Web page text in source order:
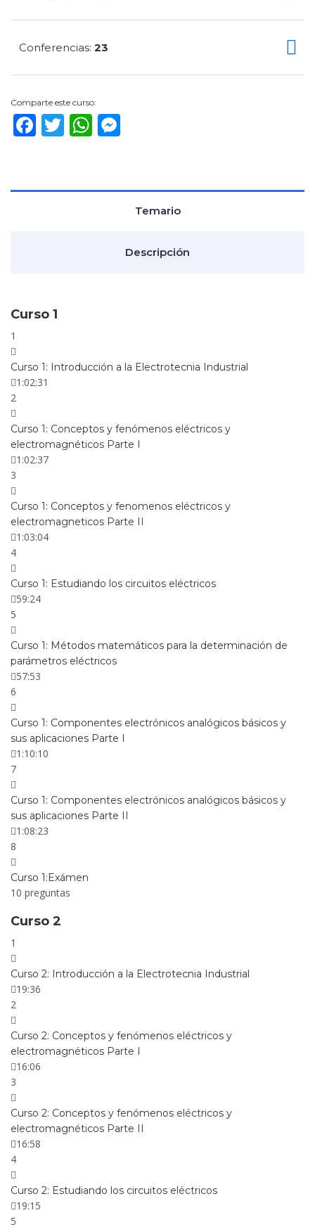
Conferencias: 23
Comparte este curso:
Facebook
TwitterWhatsApp
Temario
Descripción
Curso 1
1
Curso 1: Introducción a la Electrotecnia Industrial
1:02:31
2
Curso 1: Conceptos y fenómenos eléctricos y
electromagnéticos Parte I
1:02:37
3
Curso 1: Conceptos y fenomenos eléctricos y
electromagneticos Parte II
1:03:04
4
Curso 1: Estudiando los circuitos eléctricos
59:24
5
Curso 1: Métodos matemáticos para la determinación de
parámetros eléctricos
57:53
6
Curso 1: Componentes electrónicos analógicos básicos y
sus aplicaciones Parte I
1:10:10
7
Curso 1: Componentes electrónicos analógicos básicos y
sus aplicaciones Parte II
1:08:23
8
Curso 1:Exámen
10 preguntas
Curso 2
1
Curso 2: Introducción a la Electrotecnia Industrial
19:36
2
Curso 2: Conceptos y fenómenos eléctricos y
electromagnéticos Parte I
16:06
3
Curso 2: Conceptos y fenómenos eléctricos y
electromagnéticos Parte II
16:58
4
Curso 2: Estudiando los circuitos eléctricos
19:15
5